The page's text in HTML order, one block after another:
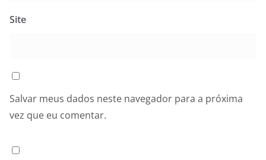
Site
Salvar meus dados neste navegador para a próxima
vez que eu comentar.